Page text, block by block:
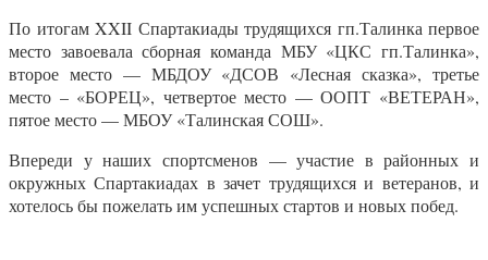
По итогам XXII Спартакиады трудящихся гп.Талинка первое
место завоевала сборная команда МБУ «ЦКС гп.Талинка»,
второе место — МБДОУ «ДСОВ «Лесная сказка», третье
место – «БОРЕЦ», четвертое место — ООПТ «ВЕТЕРАН»,
пятое место — МБОУ «Талинская СОШ».
Впереди у наших спортсменов — участие в районных и
окружных Спартакиадах в зачет трудящихся и ветеранов, и
хотелось бы пожелать им успешных стартов и новых побед.